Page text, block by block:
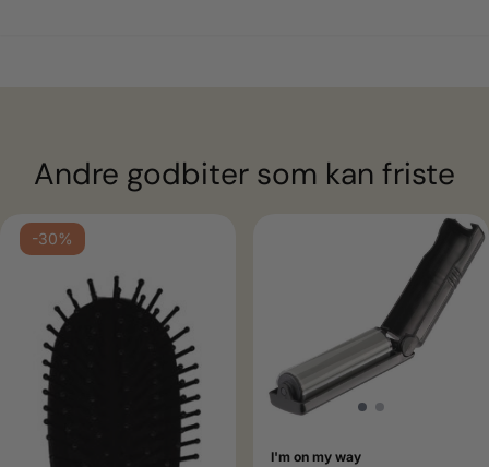
Andre godbiter som kan friste
-30%
I'm on my way